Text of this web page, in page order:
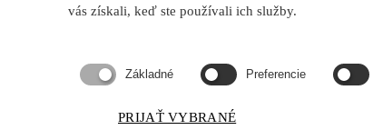
Určen je na použitie pre extrémne a nárazovo zaťažené čelné
Kinematická viskozita pri 40°C, mm2/s
vás získali, keď ste používali ich služby.
Základné Preferencie
PRIJAŤ VYBRANÉ